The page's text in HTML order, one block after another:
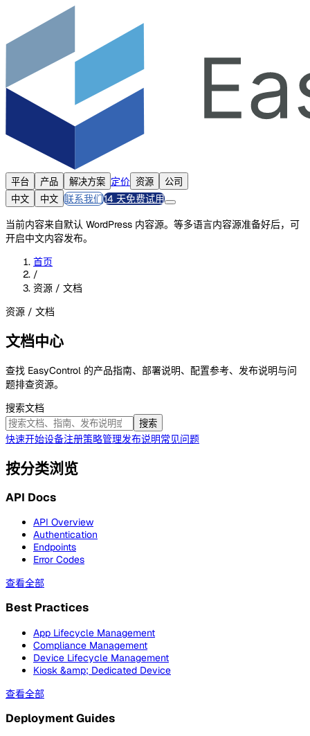
平台 产品 解决方案 定价 资源
公司
中文
中文 联系我们14 天免费试用
当前内容来自默认 WordPress 内容源。等多语言内容源准备好后，可
开启中文内容发布。
首页
/
资源 / 文档
资源 / 文档
文档中心
查找 EasyControl 的产品指南、部署说明、配置参考、发布说明与问
题排查资源。
搜索文档
搜索
快速开始设备注册策略管理发布说明常见问题
按分类浏览
API Docs
API Overview
Authentication
Endpoints
Error Codes
查看全部
Best Practices
App Lifecycle Management
Compliance Management
Device Lifecycle Management
Kiosk &amp; Dedicated Device
查看全部
Deployment Guides